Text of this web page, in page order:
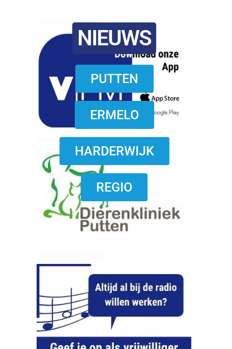
reanimatie ermelo
download onzze App
NIEUWS
PUTTEN
ERMELO
HARDERWIJK
REGIO